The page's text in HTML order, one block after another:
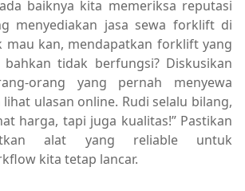
baiknya kita memeriksa reputasi
menyediakan jasa sewa forklift di
mau kan, mendapatkan forklift yang
tidak berfungsi? Diskusikan
orang yang pernah menyewa
ulasan online. Rudi selalu bilang,
harga, tapi juga kualitas!” Pastikan
alat yang reliable untuk
kita tetap lancar.